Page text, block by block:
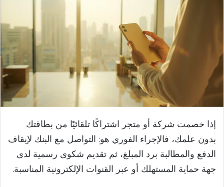
إذا خصمت شركة أو متجر اشتراكًا تلقائيًا من بطاقتك
بدون علمك، فالإجراء الفوري هو: التواصل مع البنك لإيقاف
الدفع والمطالبة برد المبلغ، ثم تقديم شكوى رسمية لدى
جهة حماية المستهلك أو عبر القنوات الإلكترونية المناسبة.